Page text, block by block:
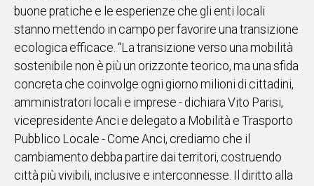
buone pratiche e le esperienze che gli enti locali
stanno mettendo in campo per favorire una transizione
ecologica efficace. “La transizione verso una mobilità
sostenibile non è più un orizzonte teorico, ma una sfida
concreta che coinvolge ogni giorno milioni di cittadini,
amministratori locali e imprese - dichiara Vito Parisi,
vicepresidente Anci e delegato a Mobilità e Trasporto
Pubblico Locale - Come Anci, crediamo che il
cambiamento debba partire dai territori, costruendo
città più vivibili, inclusive e interconnesse. Il diritto alla